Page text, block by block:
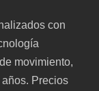
con
movimiento,
Precios